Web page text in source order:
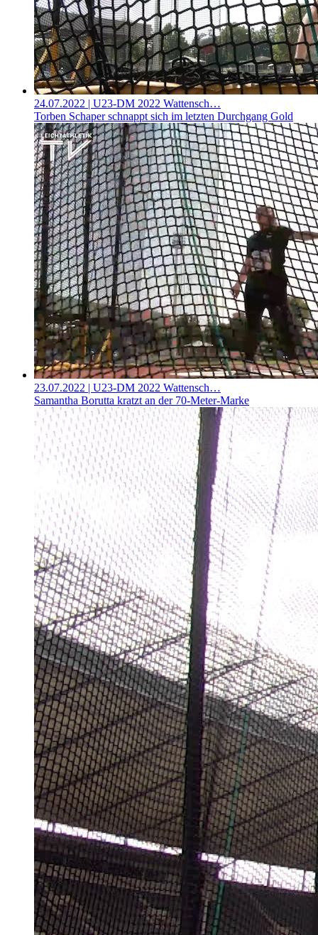
24.07.2022 | U23-DM 2022 Wattensch…
Torben Schaper schnappt sich im letzten Durchgang Gold
23.07.2022 | U23-DM 2022 Wattensch…
Samantha Borutta kratzt an der 70-Meter-Marke